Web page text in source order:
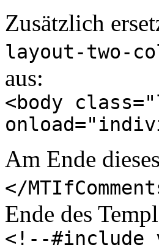
Zusätzlich
layout-two-
aus:
<body
Am Ende
</
Ende des
<!--